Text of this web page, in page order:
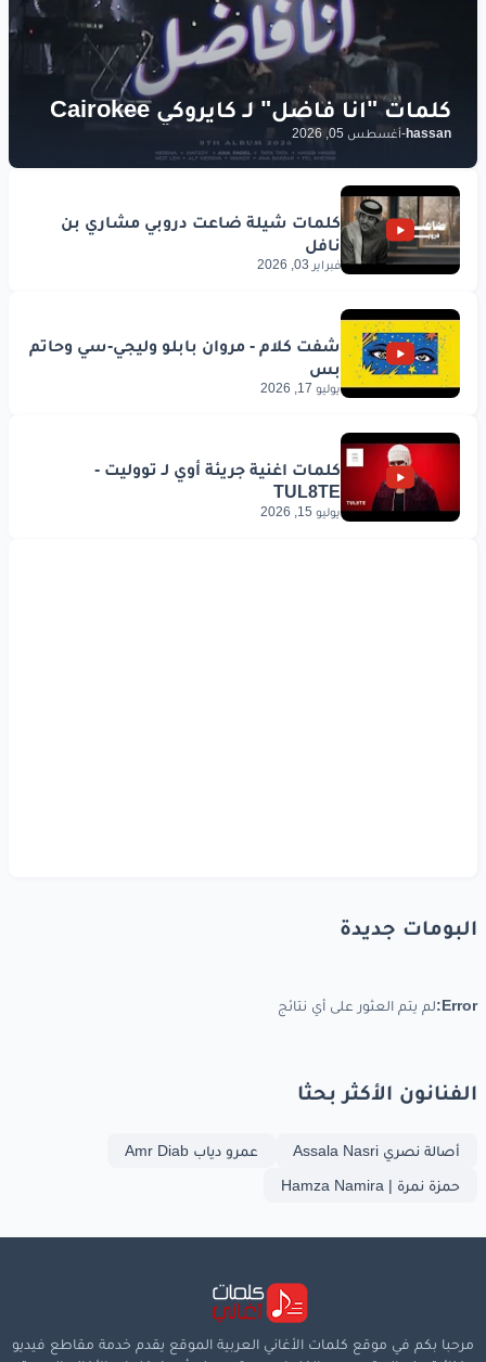
hassan
-أغسطس 05, 2026
فبراير 03, 2026
يوليو 17, 2026
يوليو 15, 2026
البومات جديدة
Error: لم يتم العثور على أي نتائج
الفنانون الأكثر بحثا
أصالة نصري Assala Nasri
عمرو دياب Amr Diab
حمزة نمرة | Hamza Namira
مرحبا بكم في موقع كلمات الأغاني العربية الموقع يقدم خدمة مقاطع فيديو